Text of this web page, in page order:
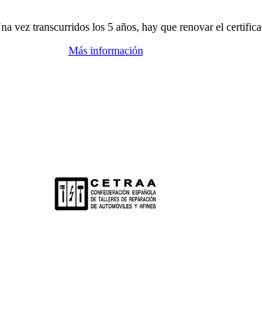
vez transcurridos los 5 años, hay que renovar el
Más información